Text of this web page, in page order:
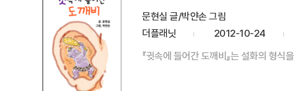
문현실 글/박얀손 그림
더플래닛
2012-10-24
『귓속에 들어간 도깨비』는 설화의 형